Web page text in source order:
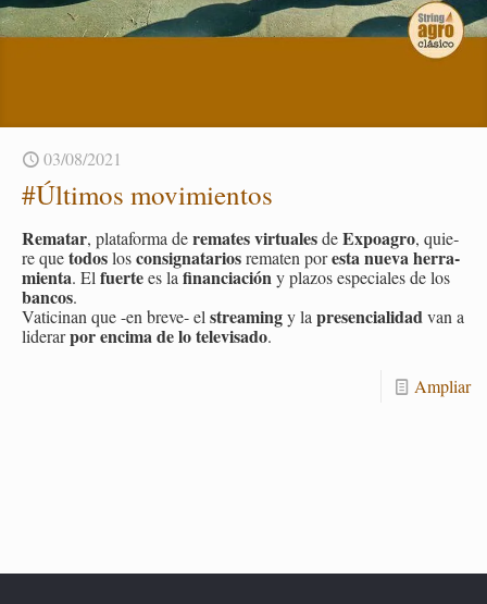
03/08/2021
#Úl­ti­mos mo­vi­mien­tos
Re­ma­tar, pla­ta­for­ma dere­ma­tes vir­tua­lesdeEx­poa­gro, quie­
re quetodosloscon­sig­na­ta­riosre­ma­ten poresta nueva he­rra­
mien­ta. El fuer­tees la fi­nan­cia­cióny pla­zos es­pe­cia­les de los
ban­cos.
Va­ti­ci­nan que -en bre­ve- el strea­mingy la pre­sen­cia­li­dadvan a
li­de­rarpor en­ci­ma de lo te­le­vi­sa­do.
Am­pliar